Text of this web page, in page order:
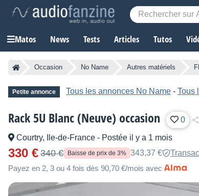
Matos News Tests Articles Tutos
Occasion No Name Autres matériels
Petite annonce Tous les annonces No Name - Tous
Rack 5U Blanc (Neuve) occasion 0
Courtry, Ile-de-France - Postée il y a 1 mois
330 € 340 € Baisse de prix de 3% 343,37 €
Payez en 2, 3 ou 4 fois dès 90,70 €/mois avec